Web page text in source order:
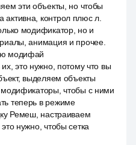
эти объекты, но чтобы
контрол плюс л.
модификатор, но и
анимация и прочее.
модифай
это нужно, потому что вы
выделяем объекты
чтобы с ними
теперь в режиме
Ремеш, настраиваем
нужно, чтобы сетка